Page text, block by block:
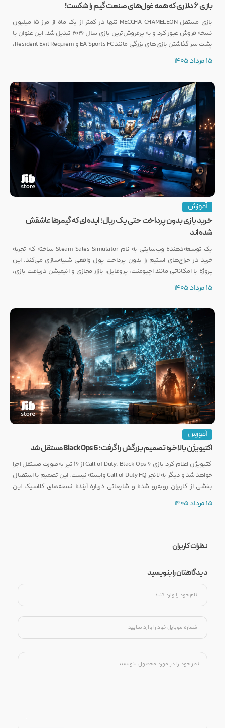
بازی ۶ دلاری که همه غول‌های صنعت گیم را شکست!
بازی مستقل MECCHA CHAMELEON تنها در کمتر از یک ماه از مرز ۱۵ میلیون
نسخه فروش عبور کرد و به پرفروش‌ترین بازی سال ۲۰۲۶ تبدیل شد. این عنوان با
پشت سر گذاشتن بازی‌های بزرگی مانند EA Sports FC و Resident Evil Requiem،
15 مرداد 1405
آموزش
خرید بازی بدون پرداخت حتی یک ریال؛ ایده‌ای که گیمرها عاشقش
شده‌اند
یک توسعه‌دهنده وب‌سایتی به نام Steam Sales Simulator ساخته که تجربه
خرید در حراج‌های استیم را بدون پرداخت پول واقعی شبیه‌سازی می‌کند. این
پروژه با امکاناتی مانند اچیومنت، پروفایل، بازار مجازی و انیمیشن دریافت بازی،
15 مرداد 1405
آموزش
اکتیویژن بالاخره تصمیم بزرگش را گرفت؛ Black Ops 6 مستقل شد
اکتیویژن اعلام کرد بازی Call of Duty: Black Ops 6 از ۱۶ تیر به‌صورت مستقل اجرا
خواهد شد و دیگر به لانچر Call of Duty HQ وابسته نیست. این تصمیم با استقبال
بخشی از کاربران روبه‌رو شده و شایعاتی درباره آینده نسخه‌های کلاسیک این
15 مرداد 1405
نظرات کاربران
دیدگاهتان را بنویسید